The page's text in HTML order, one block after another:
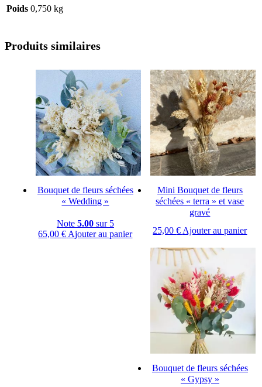
Poids 0,750 kg
Produits similaires
Bouquet de fleurs séchées
« Wedding »
Note 5.00sur 5
65,00€ Ajouter au panier
Mini Bouquet de fleurs
séchées « terra » et vase
gravé
25,00€ Ajouter au panier
Bouquet de fleurs séchées
« Gypsy »